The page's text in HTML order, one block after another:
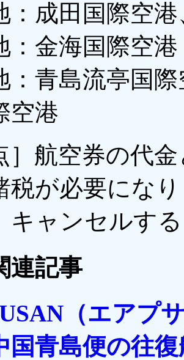
：成田国際空
：金海国際空港
：青島流亭国
空港
］航空券の代
税が必要にな
キャンセルす
連記事
（エアプ
国青島便の往